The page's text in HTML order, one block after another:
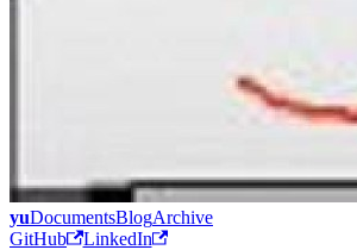
yuDocumentsBlogArchive
GitHub
LinkedIn